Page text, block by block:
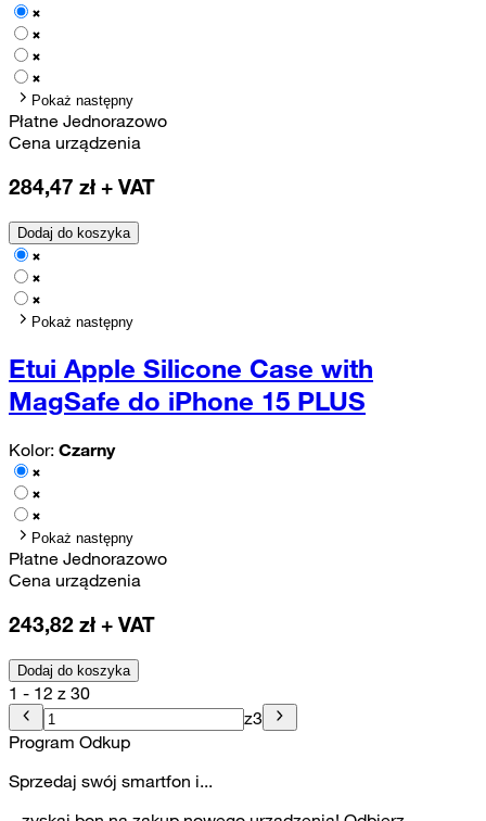
Pokaż następny
Płatne Jednorazowo
Cena urządzenia
284,47 zł + VAT
Dodaj do koszyka
Pokaż następny
Etui Apple Silicone Case with
MagSafe do iPhone 15 PLUS
Kolor: Czarny
Pokaż następny
Płatne Jednorazowo
Cena urządzenia
243,82 zł + VAT
Dodaj do koszyka
1 - 12 z 30
z3
Program Odkup
Sprzedaj swój smartfon i...